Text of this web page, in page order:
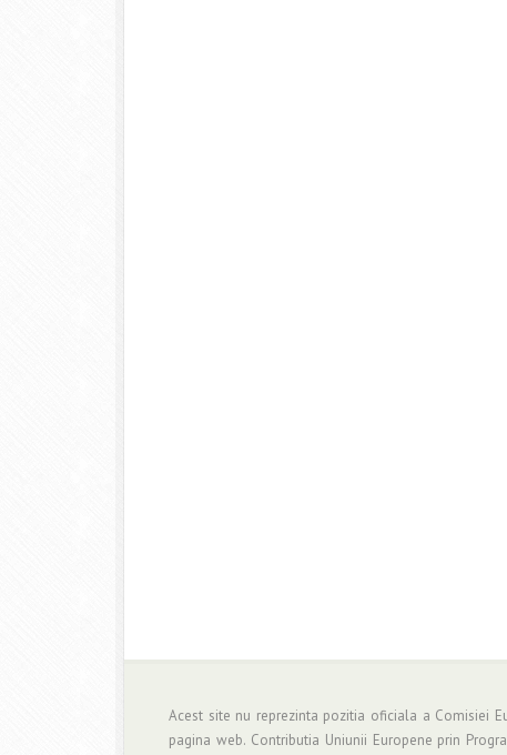
Acest site nu reprezinta pozitia oficiala a Comisiei
pagina web. Contributia Uniunii Europene prin